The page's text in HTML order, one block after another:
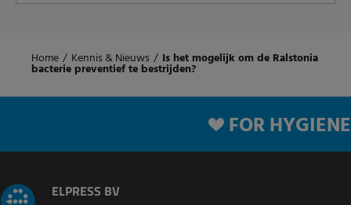
Home / Kennis & Nieuws / Is het mogelijk om de Ralstonia
bacterie preventief te bestrijden?
FOR HYGIENE
ELPRESS BV